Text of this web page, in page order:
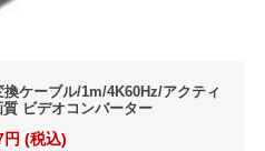
ケーブル/1m/4K60Hz/アクティ
ビデオコンバーター
円 (税込)